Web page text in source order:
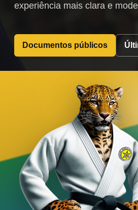
experiência mais clara e
Documentos públicos